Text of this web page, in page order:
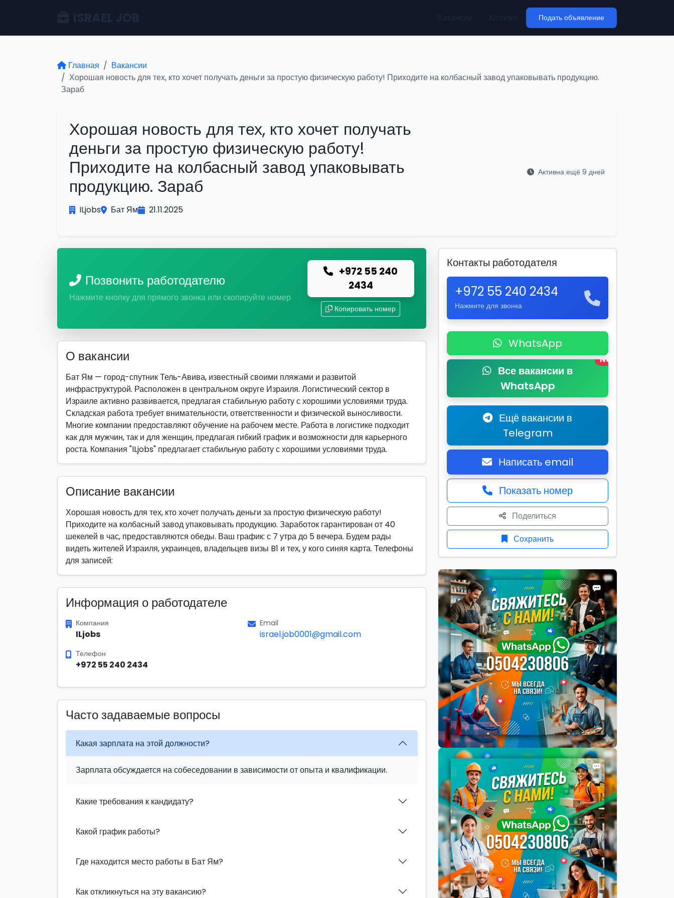
Подать объявление
Главная
Вакансии
Хорошая новость для тех, кто хочет получать деньги за простую физическую работу! Приходите на колбасный завод упаковывать продукцию.
Зараб
Хорошая новость для тех, кто хочет получать
деньги за простую физическую работу!
Приходите на колбасный завод упаковывать
продукцию. Зараб
ILjobs Бат Ям 21.11.2025
Активна ещё 9 дней
Позвонить работодателю
Нажмите кнопку для прямого звонка или скопируйте номер
+972 55 240
2434
Копировать номер
О вакансии
Бат Ям — город-спутник Тель-Авива, известный своими пляжами и развитой
инфраструктурой. Расположен в центральном округе Израиля. Логистический сектор в
Израиле активно развивается, предлагая стабильную работу с хорошими условиями труда.
Складская работа требует внимательности, ответственности и физической выносливости.
Многие компании предоставляют обучение на рабочем месте. Работа в логистике подходит
как для мужчин, так и для женщин, предлагая гибкий график и возможности для карьерного
роста. Компания "ILjobs" предлагает стабильную работу с хорошими условиями труда.
Описание вакансии
Хорошая новость для тех, кто хочет получать деньги за простую физическую работу!
Приходите на колбасный завод упаковывать продукцию. Заработок гарантирован от 40
шекелей в час, предоставляются обеды. Ваш график: с 7 утра до 5 вечера. Будем рады
видеть жителей Израиля, украинцев, владельцев визы B1 и тех, у кого синяя карта. Телефоны
для записей:
Информация о работодателе
Компания
ILjobs
Email
israel.job0001@gmail.com
Телефон
+972 55 240 2434
Часто задаваемые вопросы
Какая зарплата на этой должности?
Зарплата обсуждается на собеседовании в зависимости от опыта и квалификации.
Какие требования к кандидату?
Какой график работы?
Где находится место работы в Бат Ям?
Как откликнуться на эту вакансию?
Контакты работодателя
+972 55 240 2434
Нажмите для звонка
WhatsApp
Все вакансии в
WhatsApp
New
Ещё вакансии в
Telegram
Написать email
Показать номер
Поделиться
Сохранить